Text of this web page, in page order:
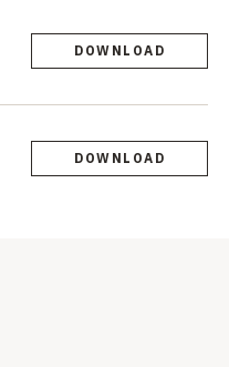
DOWNLOAD
DOWNLOAD